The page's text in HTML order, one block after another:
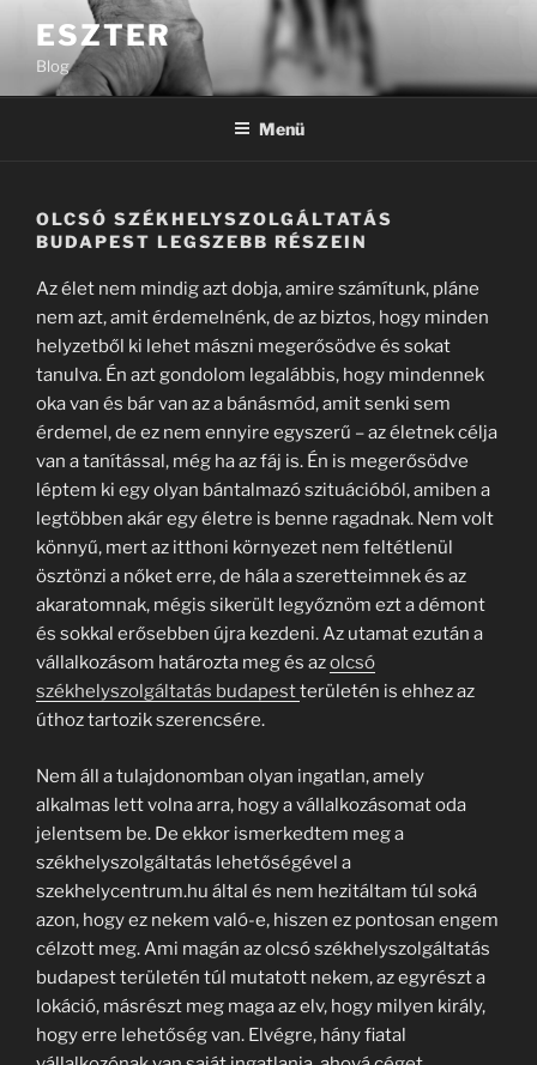
Tartalomhoz
ESZTER
Blog
Menü
OLCSÓ SZÉKHELYSZOLGÁLTATÁS
BUDAPEST LEGSZEBB RÉSZEIN
Az élet nem mindig azt dobja, amire számítunk, pláne
nem azt, amit érdemelnénk, de az biztos, hogy minden
helyzetből ki lehet mászni megerősödve és sokat
tanulva. Én azt gondolom legalábbis, hogy mindennek
oka van és bár van az a bánásmód, amit senki sem
érdemel, de ez nem ennyire egyszerű – az életnek célja
van a tanítással, még ha az fáj is. Én is megerősödve
léptem ki egy olyan bántalmazó szituációból, amiben a
legtöbben akár egy életre is benne ragadnak. Nem volt
könnyű, mert az itthoni környezet nem feltétlenül
ösztönzi a nőket erre, de hála a szeretteimnek és az
akaratomnak, mégis sikerült legyőznöm ezt a démont
és sokkal erősebben újra kezdeni. Az utamat ezután a
vállalkozásom határozta meg és azolcsó
székhelyszolgáltatás budapestterületén is ehhez az
úthoz tartozik szerencsére.
Nem áll a tulajdonomban olyan ingatlan, amely
alkalmas lett volna arra, hogy a vállalkozásomat oda
jelentsem be. De ekkor ismerkedtem meg a
székhelyszolgáltatás lehetőségével a
szekhelycentrum.hu által és nem hezitáltam túl soká
azon, hogy ez nekem való-e, hiszen ez pontosan engem
célzott meg. Ami magán az olcsó székhelyszolgáltatás
budapest területén túl mutatott nekem, az egyrészt a
lokáció, másrészt meg maga az elv, hogy milyen király,
hogy erre lehetőség van. Elvégre, hány fiatal